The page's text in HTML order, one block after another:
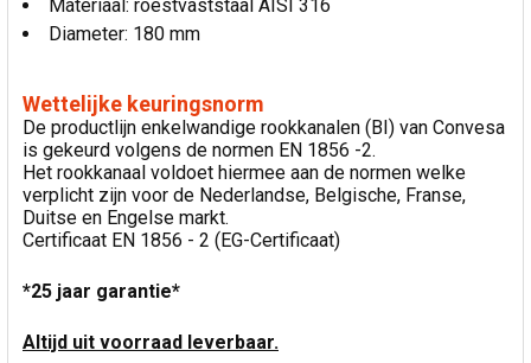
Materiaal: roestvaststaal AISI 316
Diameter: 180 mm
Wettelijke keuringsnorm
De productlijn enkelwandige rookkanalen (BI) van Convesa
is gekeurd volgens de normen EN 1856 -2.
Het rookkanaal voldoet hiermee aan de normen welke
verplicht zijn voor de Nederlandse, Belgische, Franse,
Duitse en Engelse markt.
Certificaat EN 1856 - 2 (EG-Certificaat)
*25 jaar garantie*
Altijd uit voorraad leverbaar.